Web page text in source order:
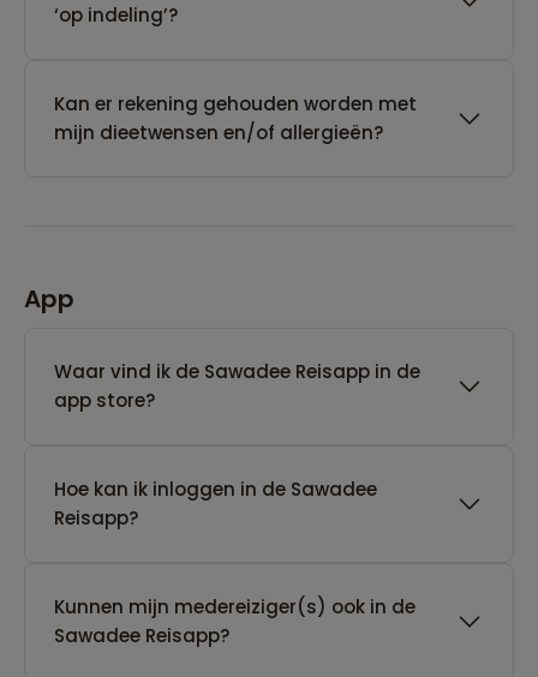
‘op indeling’?
Kan er rekening gehouden worden met
mijn dieetwensen en/of allergieën?
App
Waar vind ik de Sawadee Reisapp in de
app store?
Hoe kan ik inloggen in de Sawadee
Reisapp?
Kunnen mijn medereiziger(s) ook in de
Sawadee Reisapp?